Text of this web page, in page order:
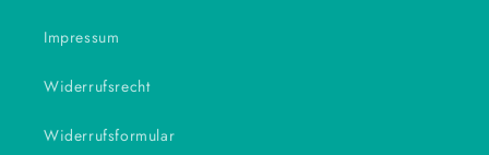
Impressum
Widerrufsrecht
Widerrufsformular